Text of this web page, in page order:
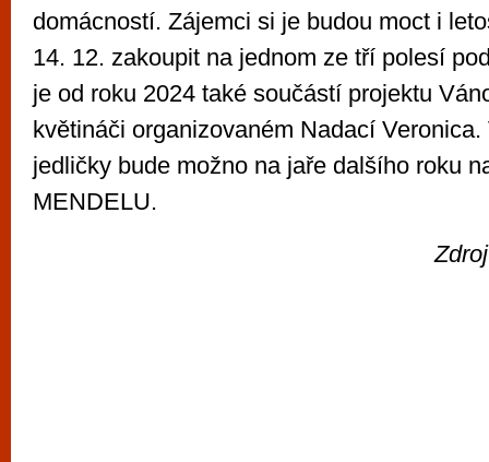
domácností. Zájemci si je budou moct i
14. 12. zakoupit na jednom ze tří polesí
je od roku 2024 také součástí projektu
květináči organizovaném Nadací
jedličky bude možno na jaře dalšího roku
MENDELU.